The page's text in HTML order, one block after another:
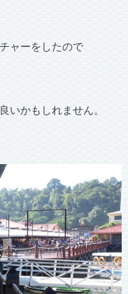
ャーをしたので
いかもしれません。